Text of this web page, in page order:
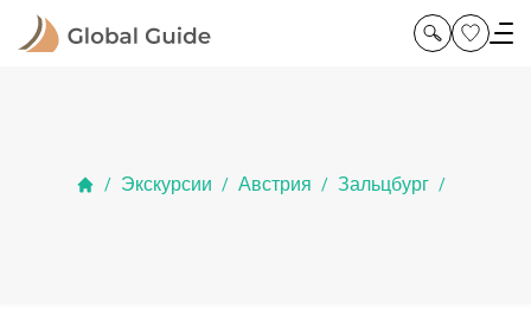
/ Экскурсии / Австрия / Зальцбург /